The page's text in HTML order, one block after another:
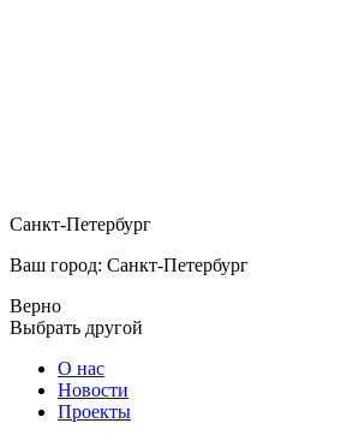
Санкт-Петербург
Ваш город: Санкт-Петербург
Верно
Выбрать другой
О нас
Новости
Проекты